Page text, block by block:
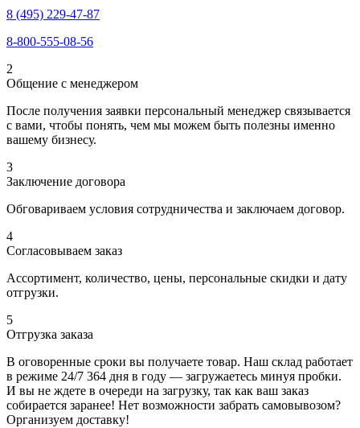
8 (495) 229-47-87
8-800-555-08-56
2
Общение с менеджером
После получения заявки персональный менеджер связывается
с вами, чтобы понять, чем мы можем быть полезны именно
вашему бизнесу.
3
Заключение договора
Обговариваем условия сотрудничества и заключаем договор.
4
Согласовываем заказ
Ассортимент, количество, цены, персональные скидки и дату
отгрузки.
5
Отгрузка заказа
В оговоренные сроки вы получаете товар. Наш склад работает
в режиме 24/7 364 дня в году — загружаетесь минуя пробки.
И вы не ждете в очереди на загрузку, так как ваш заказ
собирается заранее! Нет возможности забрать самовывозом?
Организуем доставку!